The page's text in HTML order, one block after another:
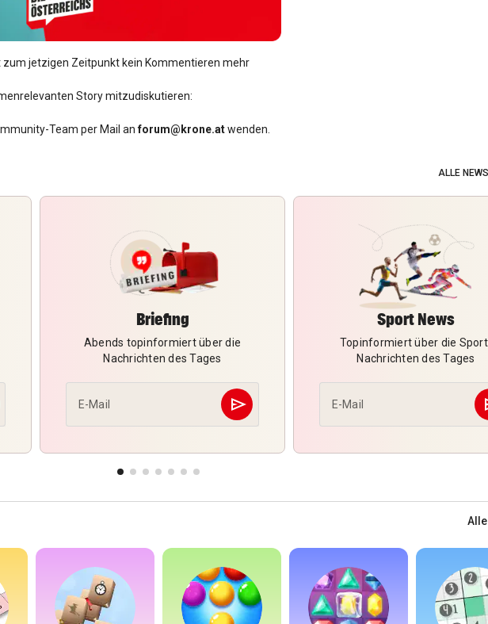
zum jetzigen Zeitpunkt kein Kommentieren mehr
Story mitzudiskutieren:
Team per Mail anforum@krone.atwenden.
ALLE
Briefing
Abends topinformiert über die
Nachrichten des Tages
E-Mail send
Abschicken
Sport News
Topinformiert über die
Nachrichten des Tages
E-Mail